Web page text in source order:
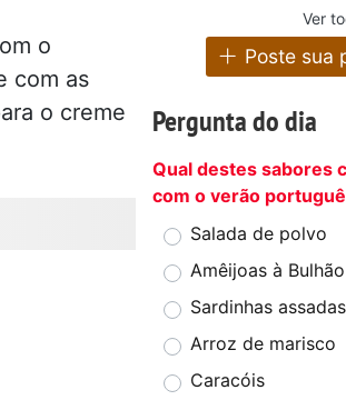
o
com as
o creme
Ver
Poste sua
Pergunta do dia
Qual destes sabores
com o verão
Salada de polvo
Amêijoas à
Sardinhas assadas
Arroz de marisco
Caracóis